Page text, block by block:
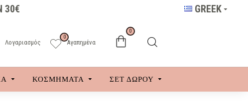
30€ GREEK
Λογαριασμός Αγαπημένα
0
0
ΚΟΣΜΗΜΑΤΑ ΣΕΤ ΔΩΡΟΥ